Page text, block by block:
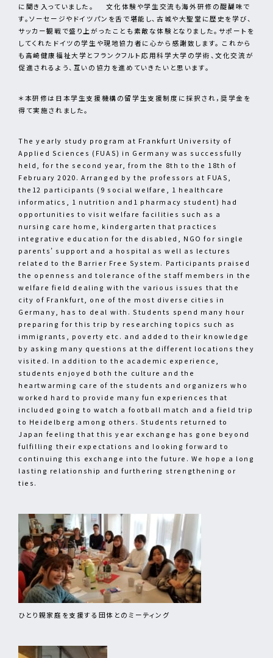
に聞き入っていました。 文化体験や学生交流も海外研修の醍醐味で
す。ソーセージやドイツパンを舌で堪能し、古城や大聖堂に歴史を学び、
サッカー観戦で盛り上がったことも素敵な体験となりました。サポートを
してくれたドイツの学生や現地協力者に心から感謝致します。 これから
も高崎健康福祉大学とフランクフルト応用科学大学の学術、文化交流が
促進されるよう、互いの協力を進めていきたいと思います。
＊本研修は日本学生支援機構の留学生支援制度に採択され，奨学金を
得て実施されました。
The yearly study program at Frankfurt University of
Applied Sciences (FUAS) in Germany was successfully
held, for the second year, from the 8th to the 18th of
February 2020. Arranged by the professors at FUAS,
the12 participants (9 social welfare, 1 healthcare
informatics, 1 nutrition and1 pharmacy student) had
opportunities to visit welfare facilities such as a
nursing care home, kindergarten that practices
integrative education for the disabled, NGO for single
parents’ support and a hospital as well as lectures
related to the Barrier Free System. Participants praised
the openness and tolerance of the staff members in the
welfare field dealing with the various issues that the
city of Frankfurt, one of the most diverse cities in
Germany, has to deal with. Students spend many hour
preparing for this trip by researching topics such as
immigrants, poverty etc. and added to their knowledge
by asking many questions at the different locations they
visited. In addition to the academic experience,
students enjoyed both the culture and the
heartwarming care of the students and organizers who
worked hard to provide many fun experiences that
included going to watch a football match and a field trip
to Heidelberg among others. Students returned to
Japan feeling that this year exchange has gone beyond
fulfilling their expectations and looking forward to
continuing this exchange into the future. We hope a long
lasting relationship and furthering strengthening or
ties.
ひとり親家庭を支援する団体とのミーティング